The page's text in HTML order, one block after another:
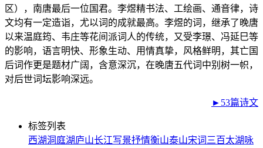
区），南唐最后一位国君。李煜精书法、工绘画、通音律，诗
文均有一定造诣，尤以词的成就最高。李煜的词，继承了晚唐
以来温庭筠、韦庄等花间派词人的传统，又受李璟、冯延巳等
的影响，语言明快、形象生动、用情真挚，风格鲜明，其亡国
后词作更是题材广阔，含意深沉，在晚唐五代词中别树一帜，
对后世词坛影响深远。
►53篇诗文
标签列表
西湖洞庭湖庐山长江写景抒情衡山泰山宋词三百太湖 咏